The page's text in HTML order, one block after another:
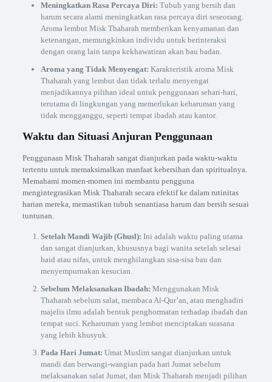
Meningkatkan Rasa Percaya Diri: Tubuh yang bersih dan
harum secara alami meningkatkan rasa percaya diri seseorang.
Aroma lembut Misk Thaharah memberikan kenyamanan dan
ketenangan, memungkinkan individu untuk berinteraksi
dengan orang lain tanpa kekhawatiran akan bau badan.
Aroma yang Tidak Menyengat: Karakteristik aroma Misk
Thaharah yang lembut dan tidak terlalu menyengat
menjadikannya pilihan ideal untuk penggunaan sehari-hari,
terutama di lingkungan yang memerlukan keharuman yang
tidak mengganggu, seperti tempat ibadah atau kantor.
Waktu dan Situasi Anjuran Penggunaan
Penggunaan Misk Thaharah sangat dianjurkan pada waktu-waktu
tertentu untuk memaksimalkan manfaat kebersihan dan spiritualnya.
Memahami momen-momen ini membantu pengguna
mengintegrasikan Misk Thaharah secara efektif ke dalam rutinitas
harian mereka, memastikan tubuh senantiasa harum dan bersih sesuai
tuntunan.
Setelah Mandi Wajib (Ghusl): Ini adalah waktu paling utama
dan sangat dianjurkan, khususnya bagi wanita setelah selesai
haid atau nifas, untuk menghilangkan sisa-sisa bau dan
menyempurnakan kesucian.
Sebelum Melaksanakan Ibadah: Menggunakan Misk
Thaharah sebelum salat, membaca Al-Qur’an, atau menghadiri
majelis ilmu adalah bentuk penghormatan terhadap ibadah dan
tempat suci. Keharuman yang lembut menciptakan suasana
yang lebih khusyuk.
Pada Hari Jumat: Umat Muslim sangat dianjurkan untuk
mandi dan berwangi-wangian pada hari Jumat sebelum
melaksanakan salat Jumat, dan Misk Thaharah menjadi pilihan